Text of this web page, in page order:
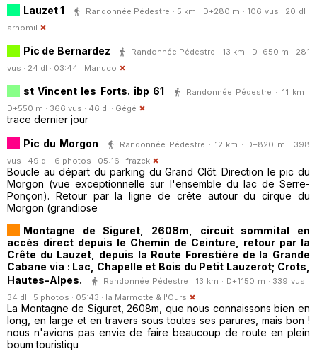
Lauzet 1
Randonnée Pédestre · 5 km · D+280 m · 106 vus · 20 dl ·
arnomil
Pic de Bernardez
Randonnée Pédestre · 13 km · D+650 m · 281
vus · 24 dl · 03:44 · Manuco
st Vincent les Forts. ibp 61
Randonnée Pédestre · 11 km ·
D+550 m · 366 vus · 46 dl · Gégé
trace dernier jour
Pic du Morgon
Randonnée Pédestre · 12 km · D+820 m · 398
vus · 49 dl · 6 photos · 05:16 · frazck
Boucle au départ du parking du Grand Clôt. Direction le pic du
Morgon (vue exceptionnelle sur l'ensemble du lac de Serre-
Ponçon). Retour par la ligne de crête autour du cirque du
Morgon (grandiose
Montagne de Siguret, 2608m, circuit sommital en
accès direct depuis le Chemin de Ceinture, retour par la
Crête du Lauzet, depuis la Route Forestière de la Grande
Cabane via : Lac, Chapelle et Bois du Petit Lauzerot; Crots,
Hautes-Alpes.
Randonnée Pédestre · 13 km · D+1150 m · 339 vus ·
34 dl · 5 photos · 05:43 · la Marmotte & l'Ours
La Montagne de Siguret, 2608m, que nous connaissons bien en
long, en large et en travers sous toutes ses parures, mais bon !
nous n'avions pas envie de faire beaucoup de route en plein
boum touristiqu